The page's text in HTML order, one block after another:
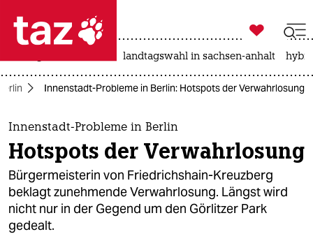
 taz zahl ich
taz zahl ich
themen
politik
öko
gesellschaft

taz zahl ich
landtagswahl in sachsen-anhalt
Innenstadt-Probleme in Berlin: Hotspots der Verwahrlosung
Innenstadt-Probleme in Berlin
Hotspots der Verwahrlosung
Bürgermeisterin von Friedrichshain-Kreuzberg
beklagt zunehmende Verwahrlosung. Längst wird
nicht nur in der Gegend um den Görlitzer Park
gedealt.